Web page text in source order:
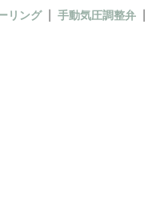
リング
手動気圧調整弁